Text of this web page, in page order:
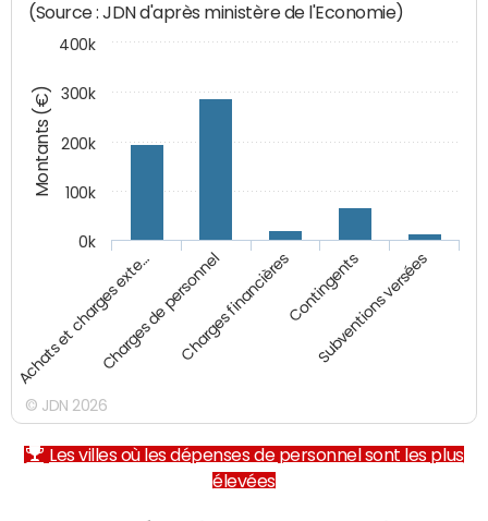
Montants (€)
(Source : JDN d'après ministère de l'Economie)
Achats et charges exte…Charges de personnelCharges financièresContingents
Subventions versées
0k
100k
200k
300k
400k
© JDN 2026
Les villes où les dépenses de personnel sont les plus
élevées